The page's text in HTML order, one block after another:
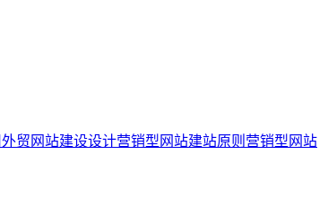
外贸网站建设设计营销型网站建站原则 营销型网站